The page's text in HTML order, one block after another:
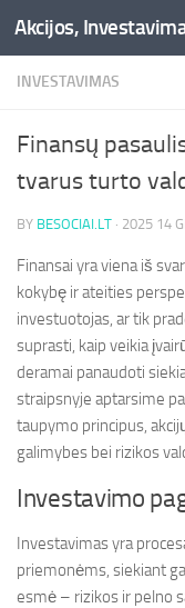
Skip to content
INVESTAVIMAS
Finansų
tvarus turto
BY BESOCIAI.LT · 2025 14
Finansai yra viena iš
kokybę ir ateities
investuotojas, ar tik
suprasti, kaip veikia
deramai panaudoti
straipsnyje aptarsime
taupymo principus,
galimybes bei rizikos
Investavimo
Investavimas yra
priemonėms, siekiant
esmė – rizikos ir pelno